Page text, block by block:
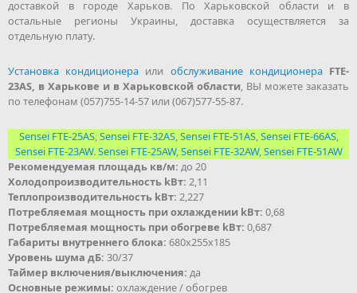
доставкой в городе Харьков. По Харьковской области и в
остальные регионы Украины, доставка осуществляется за
отдельную плату.
Установка кондиционера или обслуживание кондиционера FTE-
23AS, в Харькове и в Харьковской области , ВЫ можете заказать
по телефонам (057)755-14-57 или (067)577-55-87.
Sensei FTE-25AS, Sensei FTE-32AS, Sensei FTE-51AS, Sensei FTE-66AS,
Sensei FTE-23AW.Sensei FTE-25AW, Sensei FTE-32AW, Sensei FTE-51AW
Рекомендуемая площадь кв/м: до 20
Холодопроизводительность kВт: 2,11
Теплопроизводительность kВт: 2,227
Потребляемая мощность при охлаждении kВт: 0,68
Потребляемая мощность при обогреве kВт: 0,687
Габариты внутреннего блока: 680х255х185
Уровень шума дБ: 30/37
Таймер включения/выключения: да
Основные режимы: охлаждение / обогрев